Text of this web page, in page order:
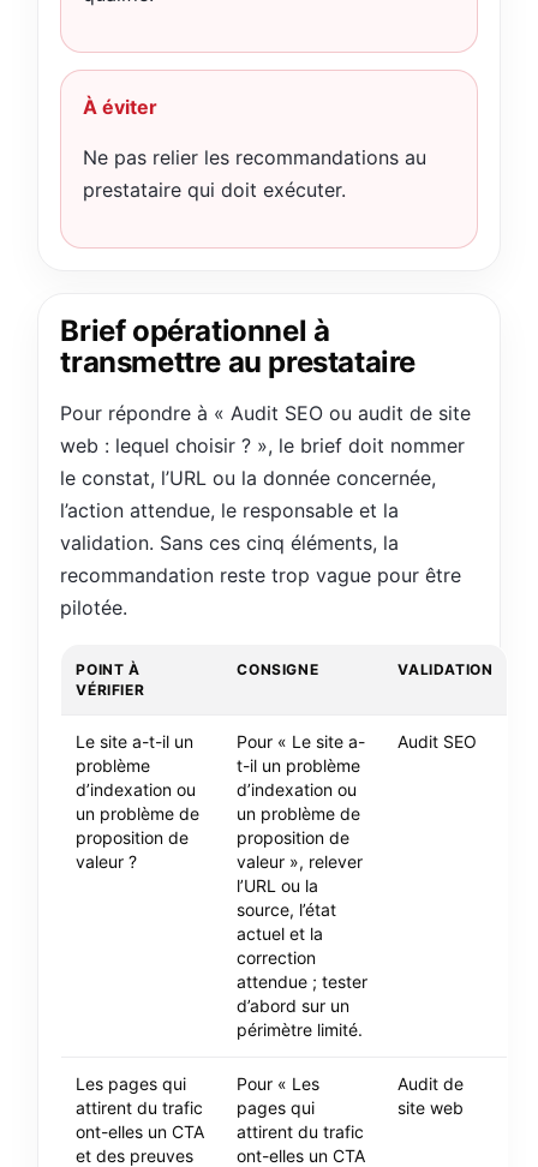
À éviter
Ne pas relier les recommandations au
prestataire qui doit exécuter.
Brief opérationnel à
transmettre au prestataire
Pour répondre à « Audit SEO ou audit de site
web : lequel choisir ? », le brief doit nommer
le constat, l’URL ou la donnée concernée,
l’action attendue, le responsable et la
validation. Sans ces cinq éléments, la
recommandation reste trop vague pour être
pilotée.
POINT À
VÉRIFIER
CONSIGNE VALIDATION
Le site a-t-il un
problème
d’indexation ou
un problème de
proposition de
valeur ?
Pour « Le site a-
t-il un problème
d’indexation ou
un problème de
proposition de
valeur », relever
l’URL ou la
source, l’état
actuel et la
correction
attendue ; tester
d’abord sur un
périmètre limité.
Audit SEO
Les pages qui
attirent du trafic
ont-elles un CTA
et des preuves
Pour « Les
pages qui
attirent du trafic
ont-elles un CTA
Audit de
site web